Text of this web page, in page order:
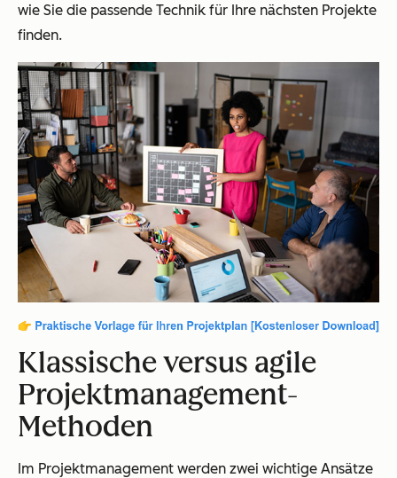
wie Sie die passende Technik für Ihre nächsten Projekte
finden.
Klassische versus agile
Projektmanagement-
Methoden
Im Projektmanagement werden zwei wichtige Ansätze